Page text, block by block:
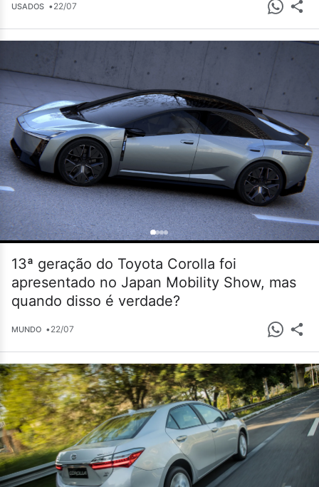
USADOS •22/07
13ª geração do Toyota Corolla foi
apresentado no Japan Mobility Show, mas
quando disso é verdade?
MUNDO •22/07